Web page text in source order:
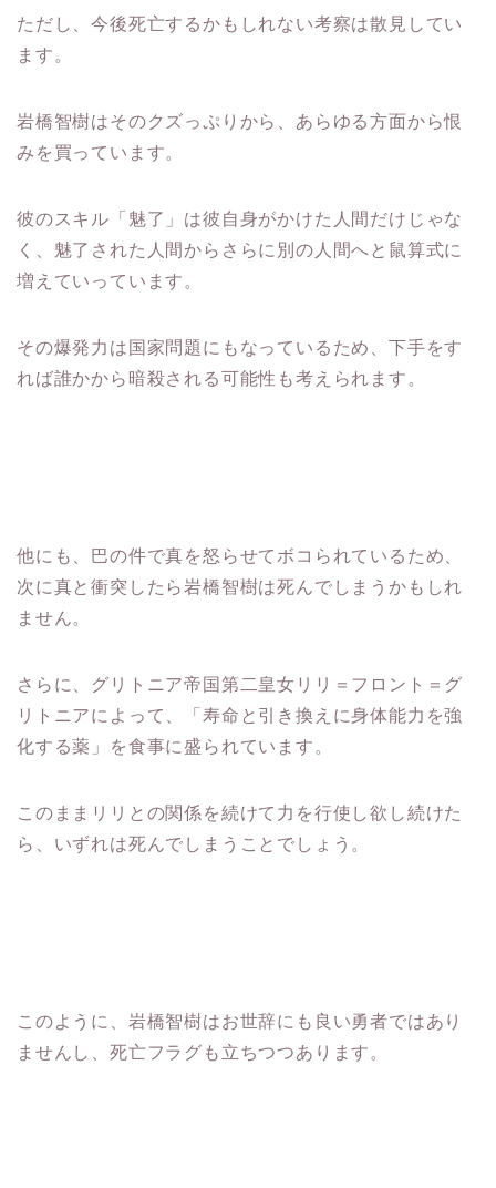
ただし、今後死亡するかもしれない考察は散見してい
ます。
岩橋智樹はそのクズっぷりから、あらゆる方面から恨
みを買っています。
彼のスキル「魅了」は彼自身がかけた人間だけじゃな
く、魅了された人間からさらに別の人間へと鼠算式に
増えていっています。
その爆発力は国家問題にもなっているため、下手をす
れば誰かから暗殺される可能性も考えられます。
他にも、巴の件で真を怒らせてボコられているため、
次に真と衝突したら岩橋智樹は死んでしまうかもしれ
ません。
さらに、グリトニア帝国第二皇女リリ＝フロント＝グ
リトニアによって、「寿命と引き換えに身体能力を強
化する薬」を食事に盛られています。
このままリリとの関係を続けて力を行使し欲し続けた
ら、いずれは死んでしまうことでしょう。
このように、岩橋智樹はお世辞にも良い勇者ではあり
ませんし、死亡フラグも立ちつつあります。